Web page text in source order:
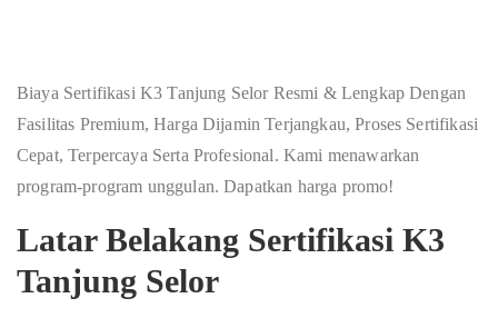
Biaya Sertifikasi K3 Tanjung Selor Resmi & Lengkap Dengan
Fasilitas Premium, Harga Dijamin Terjangkau, Proses Sertifikasi
Cepat, Terpercaya Serta Profesional. Kami menawarkan
program-program unggulan. Dapatkan harga promo!
Latar Belakang Sertifikasi K3
Tanjung Selor